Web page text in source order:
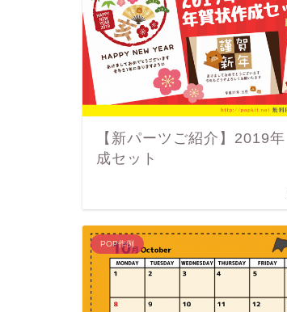
【新パーツご紹介】2019
成セット
POP作例